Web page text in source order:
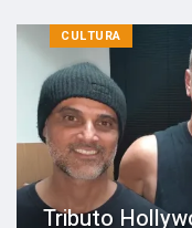
CULTURA
Tributo